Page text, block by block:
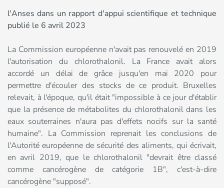
l'Anses dans un rapport d'appui scientifique et technique
publié le 6 avril 2023
La Commission européenne n'avait pas renouvelé en 2019
l'autorisation du chlorothalonil. La France avait alors
accordé un délai de grâce jusqu'en mai 2020 pour
permettre d'écouler des stocks de ce produit. Bruxelles
relevait, à l'époque, qu'il était "impossible à ce jour d'établir
que la présence de métabolites du chlorothalonil dans les
eaux souterraines n'aura pas d'effets nocifs sur la santé
humaine". La Commission reprenait les conclusions de
l'Autorité européenne de sécurité des aliments, qui écrivait,
en avril 2019, que le chlorothalonil "devrait être classé
comme cancérogène de catégorie 1B", c'est-à-dire
cancérogène "supposé".